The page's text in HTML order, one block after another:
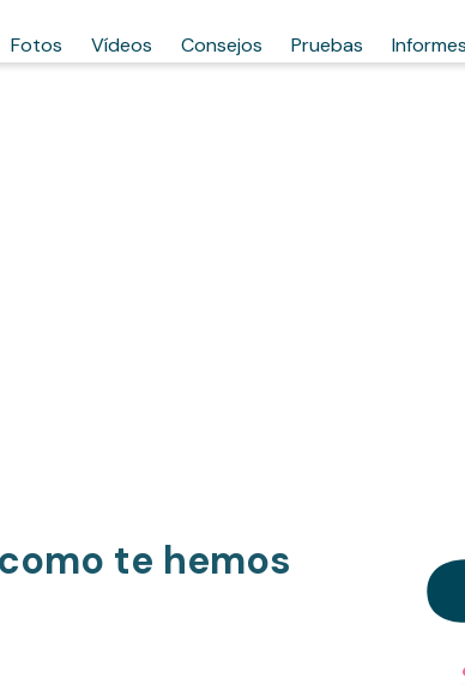
Fotos Vídeos Consejos Pruebas Informes
te hemos